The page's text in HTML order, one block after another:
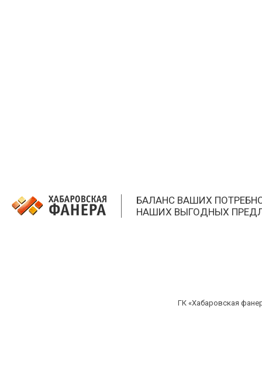
БАЛАНС ВАШИХ
НАШИХ ВЫГОДНЫХ
ГК «Хабаровская